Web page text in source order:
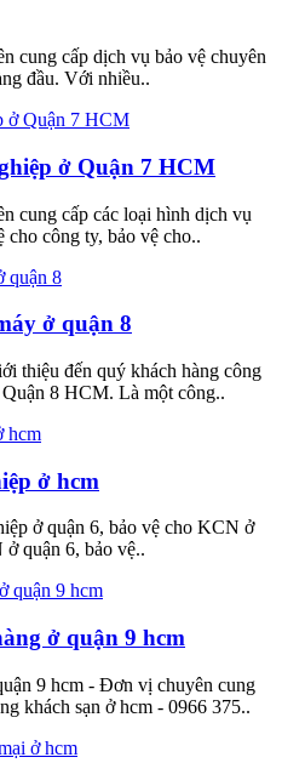
cung cấp dịch vụ bảo vệ chuyên
đầu. Với nhiều..
ở Quận 7 HCM
cung cấp các loại hình dịch vụ
cho công ty, bảo vệ cho..
ở quận 8
thiệu đến quý khách hàng công
8 HCM. Là một công..
ở hcm
ở quận 6, bảo vệ cho KCN ở
quận 6, bảo vệ..
ở quận 9 hcm
9 hcm - Đơn vị chuyên cung
khách sạn ở hcm - 0966 375..